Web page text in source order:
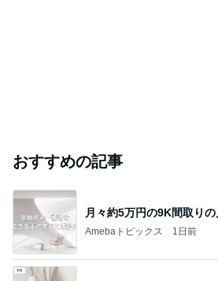
おすすめの記事
月々約5万円の9K間取りの
Amebaトピックス 1日前